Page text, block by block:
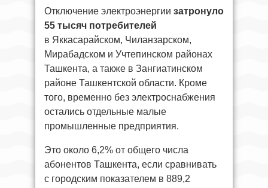
Отключение электроэнергии затронуло
55 тысяч потребителей
в Яккасарайском, Чиланзарском,
Мирабадском и Учтепинском районах
Ташкента, а также в Зангиатинском
районе Ташкентской области. Кроме
того, временно без электроснабжения
остались отдельные малые
промышленные предприятия.
Это около 6,2% от общего числа
абонентов Ташкента, если сравнивать
с городским показателем в 889,2